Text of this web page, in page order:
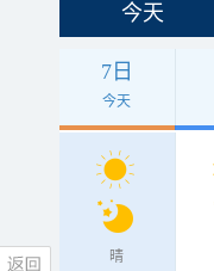
今天
7日
今天
晴